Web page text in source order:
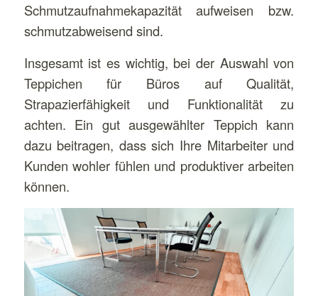
Schmutzaufnahmekapazität aufweisen bzw.
schmutzabweisend sind.
Insgesamt ist es wichtig, bei der Auswahl von
Teppichen für Büros auf Qualität,
Strapazierfähigkeit und Funktionalität zu
achten. Ein gut ausgewählter Teppich kann
dazu beitragen, dass sich Ihre Mitarbeiter und
Kunden wohler fühlen und produktiver arbeiten
können.